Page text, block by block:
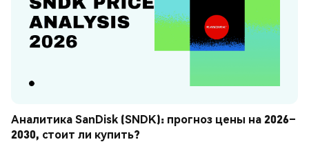
Аналитика SanDisk (SNDK): прогноз цены на 2026–
2030, стоит ли купить?